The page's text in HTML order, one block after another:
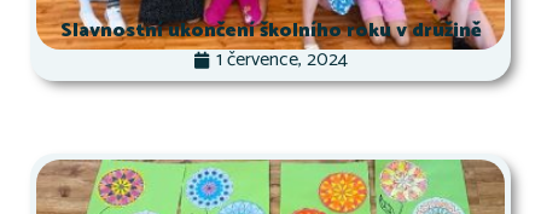
Slavnostní ukončení školního roku v družině
1 července, 2024